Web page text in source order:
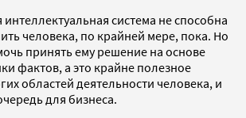
система не способна
человека, по крайней мере, пока. Но
принять ему решение на основе
фактов, а это крайне полезное
областей деятельности человека, и
для бизнеса.